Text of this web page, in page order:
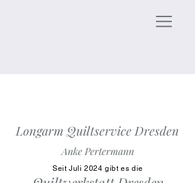
Longarm Quiltservice Dresden
Anke Pertermann
Seit Juli 2024 gibt es die